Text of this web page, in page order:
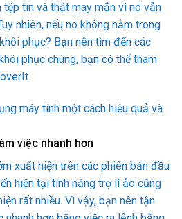
tệp tin và thật may mắn vì nó vẫn
nhiên, nếu nó không nằm trong
phục? Bạn nên tìm đến các
phục chúng, bạn có thể tham
việc nhanh hơn
xuất hiện trên các phiên bản đầu
hiện tại tính năng trợ lí ảo cũng
rất nhiều. Vì vậy, bạn nên tận